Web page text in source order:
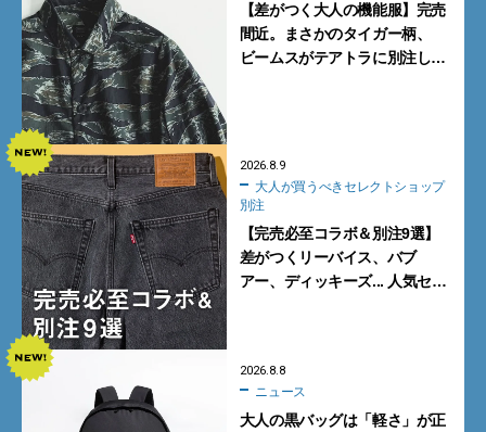
【差がつく大人の機能服】完売
間近。まさかのタイガー柄、
ビームスがテアトラに別注した
2026.8.9
別注
【完売必至コラボ＆別注9選】
差がつくリーバイス、バブ
アー、ディッキーズ... 人気セレ
2026.8.8
ニュース
大人の黒バッグは「軽さ」が正